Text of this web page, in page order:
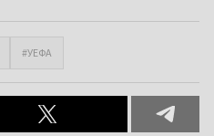
#УЕФА